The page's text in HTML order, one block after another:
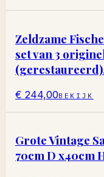
Zeldzame
set van 3
€ 244,00BEKIJK
Grote Vintage
70cm D x40cm